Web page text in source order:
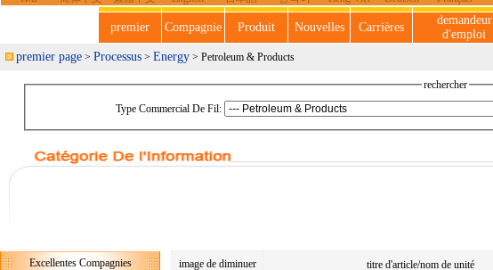
premier Compagnie Produit Nouvelles Carrières
demandeur
d'emploi
premier page > Processus > Energy > Petroleum & Products
rechercher
Type Commercial De Fil:
Excellentes Compagnies image de diminuer titre d'article/nom de unité